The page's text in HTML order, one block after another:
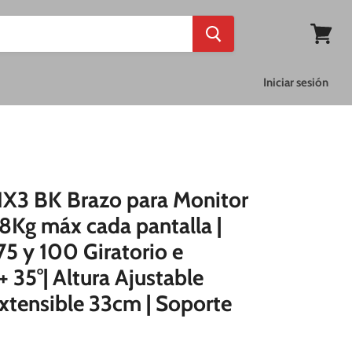
cesta
Iniciar sesión
BK Brazo para Monitor
máx cada pantalla |
y 100 Giratorio e
35°| Altura Ajustable
33cm | Soporte